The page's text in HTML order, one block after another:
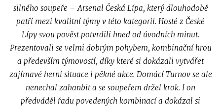
silného soupeře – Arsenal Česká Lípa, který dlouhodobě
patří mezi kvalitní týmy v této kategorii. Hosté z České
Lípy svou pověst potvrdili hned od úvodních minut.
Prezentovali se velmi dobrým pohybem, kombinační hrou
a především týmovostí, díky které si dokázali vytvářet
zajímavé herní situace i pěkné akce. Domácí Turnov se ale
nenechal zahanbit a se soupeřem držel krok. I on
předváděl řadu povedených kombinací a dokázal si